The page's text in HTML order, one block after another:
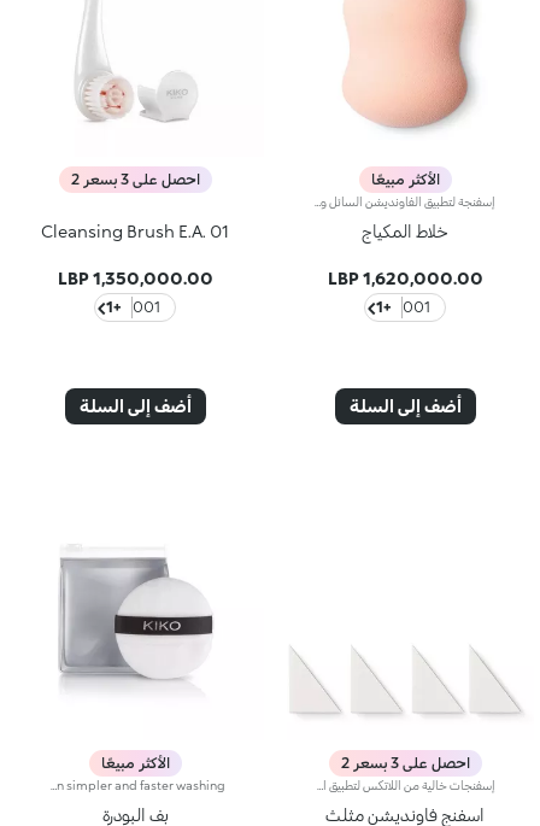
الأكثر مبيعًا
خلاط المكياج
1,620,000.00 LBP
001
+1
أضف إلى السلة
احصل على 3 بسعر 2
Cleansing Brush E.A. 01
1,350,000.00 LBP
001
+1
أضف إلى السلة
احصل على 3 بسعر 2
اسفنج فاونديشن مثلث
الأكثر مبيعًا
بف البودرة